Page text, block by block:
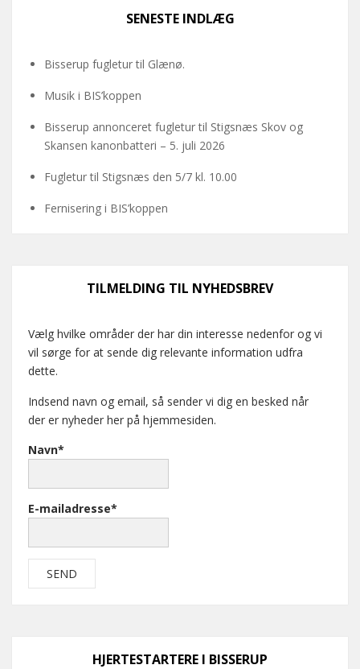
SENESTE INDLÆG
Bisserup fugletur til Glænø.
Musik i BIS’koppen
Bisserup annonceret fugletur til Stigsnæs Skov og
Skansen kanonbatteri – 5. juli 2026
Fugletur til Stigsnæs den 5/7 kl. 10.00
Fernisering i BIS’koppen
TILMELDING TIL NYHEDSBREV
Vælg hvilke områder der har din interesse nedenfor og vi
vil sørge for at sende dig relevante information udfra
dette.
Indsend navn og email, så sender vi dig en besked når
der er nyheder her på hjemmesiden.
Navn*
E-mailadresse*
HJERTESTARTERE I BISSERUP